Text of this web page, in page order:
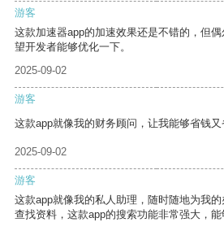
游客
这款加速器app的加速效果还是不错的，但
望开发者能够优化一下。
2025-09-02
游客
这款app就像我的财务顾问，让我能够省钱又
2025-09-02
游客
这款app就像我的私人助理，随时随地为我
查找资料，这款app的搜索功能非常强大，能